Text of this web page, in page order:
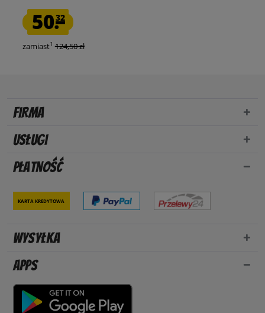
50.32
zamiast1 124,50 zł
Firma
Usługi
Płatność
Karta kredytowa
Wysyłka
Apps